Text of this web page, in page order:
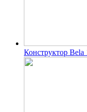
Конструктор Bela